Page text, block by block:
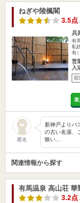
ねぎや陵楓閣
3.5点
兵
有
私
有
営
入
宿
楽
匿名
新神戸よりバ
の古い名湯、
狭い…
関連情報から探す
有馬温泉 高山荘 華
3.2点